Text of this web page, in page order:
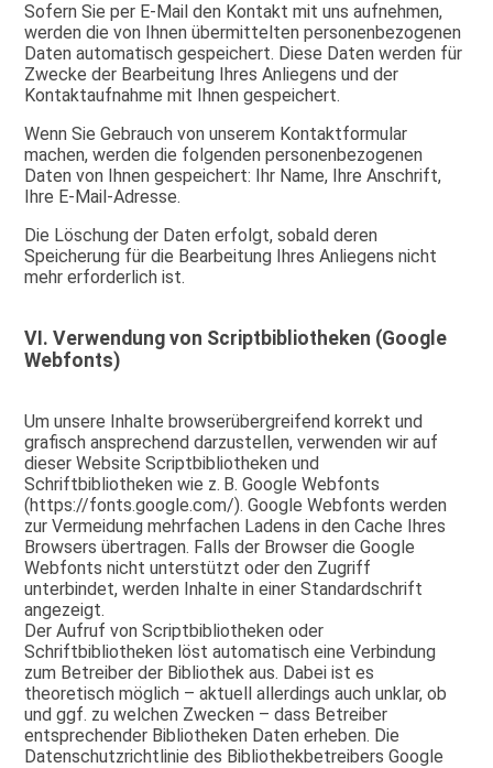
Sofern Sie per E-Mail den Kontakt mit uns aufnehmen,
werden die von Ihnen übermittelten personenbezogenen
Daten automatisch gespeichert. Diese Daten werden für
Zwecke der Bearbeitung Ihres Anliegens und der
Kontaktaufnahme mit Ihnen gespeichert.
Wenn Sie Gebrauch von unserem Kontaktformular
machen, werden die folgenden personenbezogenen
Daten von Ihnen gespeichert: Ihr Name, Ihre Anschrift,
Ihre E-Mail-Adresse.
Die Löschung der Daten erfolgt, sobald deren
Speicherung für die Bearbeitung Ihres Anliegens nicht
mehr erforderlich ist.
VI. Verwendung von Scriptbibliotheken (Google
Webfonts)
Um unsere Inhalte browserübergreifend korrekt und
grafisch ansprechend darzustellen, verwenden wir auf
dieser Website Scriptbibliotheken und
Schriftbibliotheken wie z. B. Google Webfonts
(https://fonts.google.com/). Google Webfonts werden
zur Vermeidung mehrfachen Ladens in den Cache Ihres
Browsers übertragen. Falls der Browser die Google
Webfonts nicht unterstützt oder den Zugriff
unterbindet, werden Inhalte in einer Standardschrift
angezeigt.
Der Aufruf von Scriptbibliotheken oder
Schriftbibliotheken löst automatisch eine Verbindung
zum Betreiber der Bibliothek aus. Dabei ist es
theoretisch möglich – aktuell allerdings auch unklar, ob
und ggf. zu welchen Zwecken – dass Betreiber
entsprechender Bibliotheken Daten erheben. Die
Datenschutzrichtlinie des Bibliothekbetreibers Google